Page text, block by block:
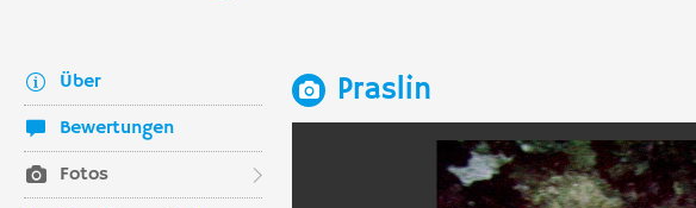
Über
Bewertungen
Fotos
Praslin